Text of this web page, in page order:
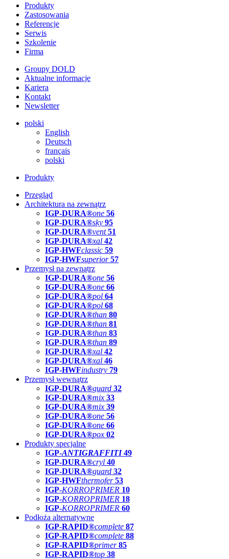
Produkty
Zastosowania
Referencje
Serwis
Szkolenie
Firma
Groupy DOLD
Aktualne informacje
Kariera
Kontakt
Newsletter
polski
English
Deutsch
français
polski
Produkty
Przegląd
Architektura na zewnątrz
IGP-DURA®one 56
IGP-DURA®sky 95
IGP-DURA®vent 51
IGP-DURA®xal 42
IGP-HWFclassic 59
IGP-HWFsuperior 57
Przemysł na zewnątrz
IGP-DURA®one 56
IGP-DURA®one 66
IGP-DURA®pol 64
IGP-DURA®pol 68
IGP-DURA®than 80
IGP-DURA®than 81
IGP-DURA®than 83
IGP-DURA®than 89
IGP-DURA®xal 42
IGP-DURA®xal 46
IGP-HWFindustry 79
Przemysł wewnątrz
IGP-DURA®guard 32
IGP-DURA®mix 33
IGP-DURA®mix 39
IGP-DURA®one 56
IGP-DURA®one 66
IGP-DURA®pox 02
Produkty specjalne
IGP-ANTIGRAFFITI49
IGP-DURA®cryl 40
IGP-DURA®guard 32
IGP-HWFthermofer 53
IGP-KORROPRIMER 10
IGP-KORROPRIMER 18
IGP-KORROPRIMER 60
Podłoża alternatywne
IGP-RAPID®complete 87
IGP-RAPID®complete 88
IGP-RAPID®primer 85
IGP-RAPID®top 38